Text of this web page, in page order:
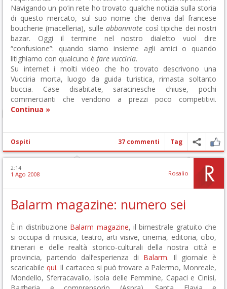
Navigando un po’in rete ho trovato qualche notizia sulla storia
di questo mercato, sul suo nome che deriva dal francese
boucherie (macelleria), sulleabbanniate così tipiche dei nostri
bazar. Oggi il termine nel nostro dialetto vuol dire
“confusione”: quando siamo insieme agli amici o quando
litighiamo con qualcuno è fare vucciria.
Su internet i molti video che ho trovato descrivono una
Vucciria morta, luogo da guida turistica, rimasta soltanto
buccia. Case disabitate, saracinesche chiuse, pochi
commercianti che vendono a prezzi poco competitivi.
Continua »
Ospiti 37 commenti Tag
2:14
1 Ago 2008 Rosalio
Balarm magazine: numero sei
È in distribuzione Balarm magazine, il bimestrale gratuito che
si occupa di musica, teatro, arti visive, cinema, editoria, cibo,
itinerari e delle realtà storico-culturali della nostra città e
provincia, partendo dall’esperienza di Balarm. Il giornale è
scaricabilequi. Il cartaceo si può trovare a Palermo, Monreale,
Mondello, Sferracavallo, Isola delle Femmine, Capaci e Cinisi,